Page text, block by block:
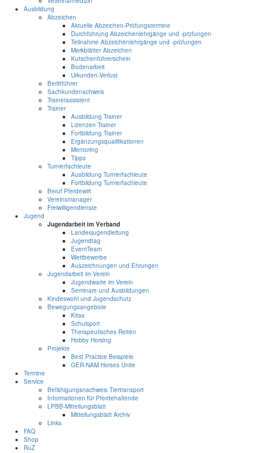
Ausbildung
Abzeichen
Aktuelle Abzeichen-Prüfungstermine
Durchführung Abzeichenlehrgänge und -prüfungen
Teilnahme Abzeichenlehrgänge und -prüfungen
Merkblätter Abzeichen
Kutschenführerschein
Bodenarbeit
Urkunden-Verlust
Berittführer
Sachkundenachweis
Trainerassistent
Trainer
Ausbildung Trainer
Lizenzen Trainer
Fortbildung Trainer
Ergänzungsqualifikationen
Mentoring
Tipps
Turnierfachleute
Ausbildung Turnierfachleute
Fortbildung Turnierfachleute
Beruf Pferdewirt
Vereinsmanager
Freiwilligendienste
Jugend
Jugendarbeit im Verband
Landesjugendleitung
Jugendtag
EventTeam
Wettbewerbe
Auszeichnungen und Ehrungen
Jugendarbeit im Verein
Jugendwarte im Verein
Seminare und Ausbildungen
Kindeswohl und Jugendschutz
Bewegungsangebote
Kitas
Schulsport
Therapeutisches Reiten
Hobby Horsing
Projekte
Best Practice Beispiele
GER-NAM Horses Unite
Termine
Service
Befähigungsnachweis Tiertransport
Informationen für Pferdehaltende
LPBB-Mitteilungsblatt
Mitteilungsblatt Archiv
Links
FAQ
Shop
RuZ